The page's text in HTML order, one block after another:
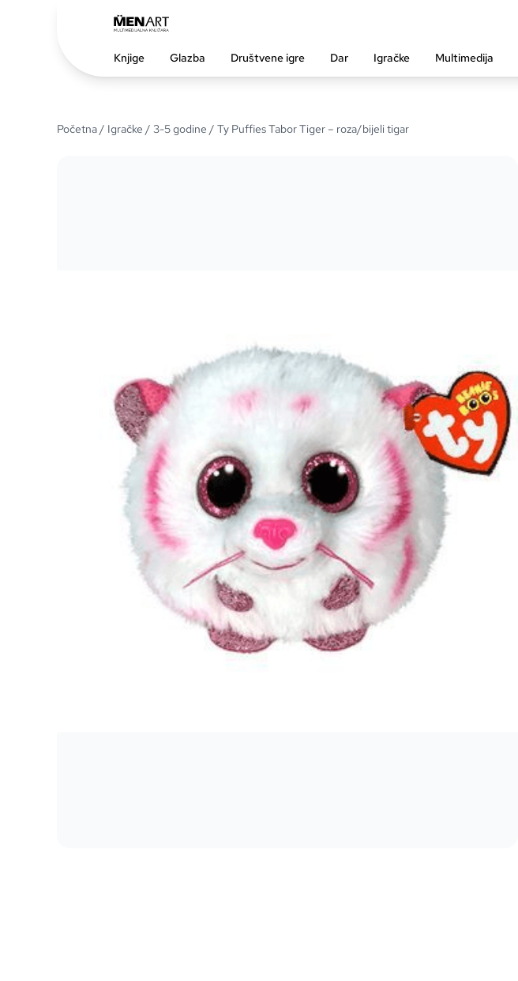
Knjige Glazba Društvene igre Dar Igračke Multimedija
Početna/ Igračke / 3-5 godine / Ty Puffies Tabor Tiger – roza/bijeli tigar